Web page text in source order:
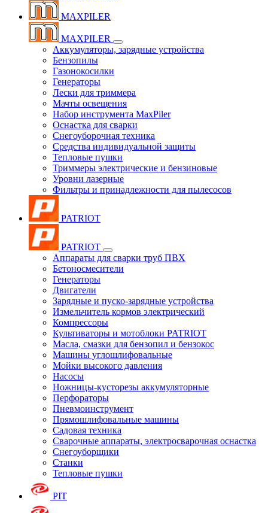
MAXPILER
MAXPILER
Аккумуляторы, зарядные устройства
Бензопилы
Газонокосилки
Генераторы
Лески для триммера
Мачты освещения
Набор инструмента MaxPiler
Оснастка для сварки
Снегоуборочная техника
Средства индивидуальной защиты
Тепловые пушки
Триммеры электрические и бензиновые
Уровни лазерные
Фильтры и принадлежности для пылесосов
PATRIOT
PATRIOT
Аппараты для сварки труб ПВХ
Бетоносмесители
Генераторы
Двигатели
Зарядные и пуско-зарядные устройства
Измельчитель кормов электрический
Компрессоры
Культиваторы и мотоблоки PATRIOT
Масла, смазки для бензопил и бензокос
Машины углошлифовальные
Мойки высокого давления
Насосы
Ножницы-кусторезы аккумуляторные
Перфораторы
Пневмоинструмент
Прямошлифовальные машины
Садовая техника
Сварочные аппараты, электросварочная оснастка
Снегоуборщики
Станки
Тепловые пушки
PIT